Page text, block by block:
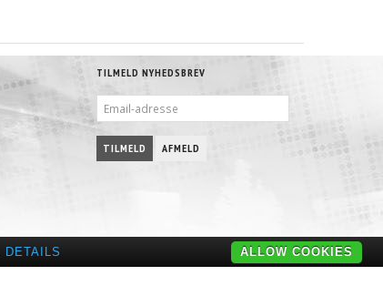
TILMELD NYHEDSBREV
ADRESSE
TILMELD AFMELD
DETAILS ALLOW COOKIES